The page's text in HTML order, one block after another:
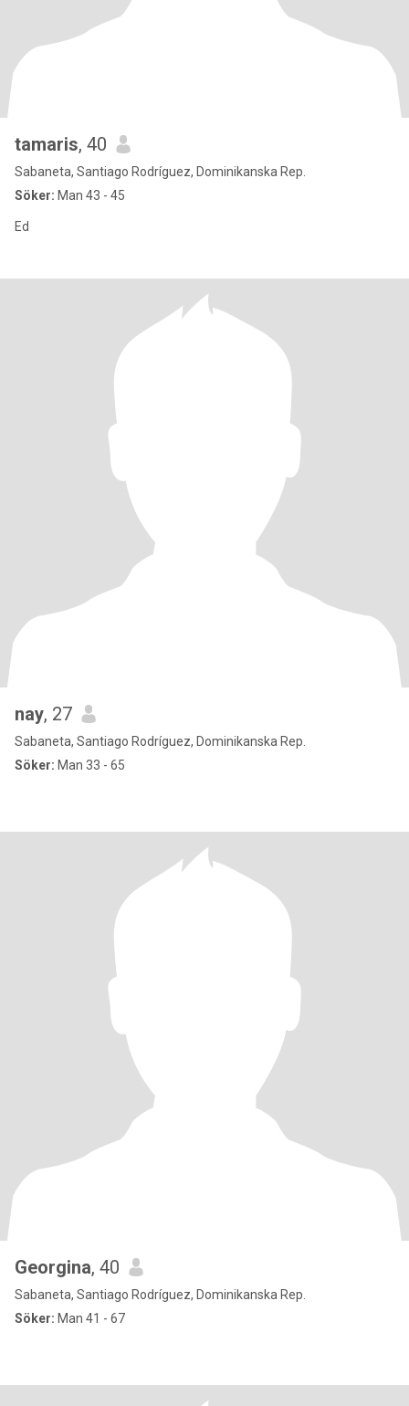
tamaris, 40
Sabaneta, Santiago Rodríguez, Dominikanska Rep.
Söker: Man 43 - 45
Ed
nay, 27
Sabaneta, Santiago Rodríguez, Dominikanska Rep.
Söker: Man 33 - 65
Georgina, 40
Sabaneta, Santiago Rodríguez, Dominikanska Rep.
Söker: Man 41 - 67